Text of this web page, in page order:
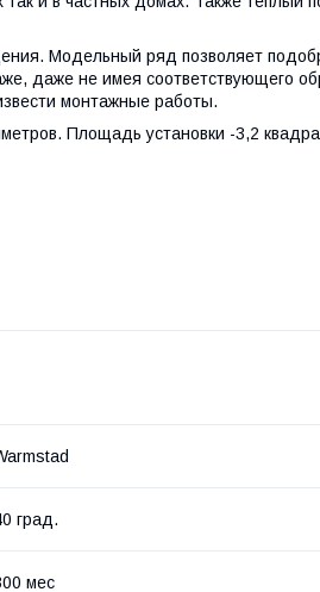
Модельный ряд позволяет
даже не имея соответствующего
монтажные работы.
Площадь установки -3,2
град.
мес